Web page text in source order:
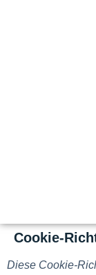
Cookie-
Diese Cookie-